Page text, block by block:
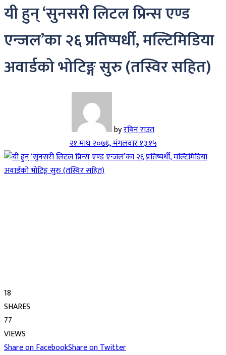
यी हुन् ‘सुनसरी लिटल प्रिन्स एण्ड
एन्जल’का २६ प्रतिष्पर्धी, मल्टिमिडिया
अवार्डको भोटिङ्ग सुरु (तस्विर सहित)
byरबिन राउत
२१ माघ २०७६, मंगलवार १३:१५
18
SHARES
77
VIEWS
Share on FacebookShare on Twitter